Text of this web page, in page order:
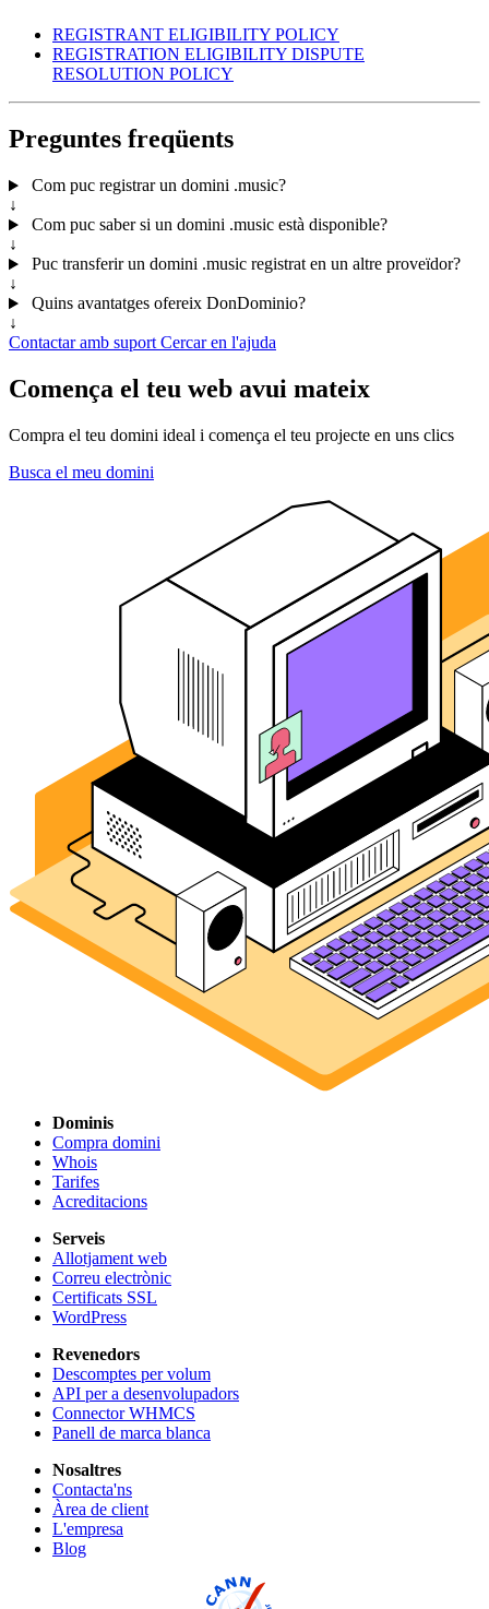
REGISTRANT ELIGIBILITY POLICY
REGISTRATION ELIGIBILITY DISPUTE
RESOLUTION POLICY​
Preguntes freqüents
Com puc registrar un domini .music?
↓
Com puc saber si un domini .music està disponible?
↓
Puc transferir un domini .music registrat en un altre proveïdor?
↓
Quins avantatges ofereix DonDominio?
↓
Contactar amb suport Cercar en l'ajuda
Comença el teu web avui mateix
Compra el teu domini ideal i comença el teu projecte en uns clics
Busca el meu domini
Dominis
Compra domini
Whois
Tarifes
Acreditacions
Serveis
Allotjament web
Correu electrònic
Certificats SSL
WordPress
Revenedors
Descomptes per volum
API per a desenvolupadors
Connector WHMCS
Panell de marca blanca
Nosaltres
Contacta'ns
Àrea de client
L'empresa
Blog